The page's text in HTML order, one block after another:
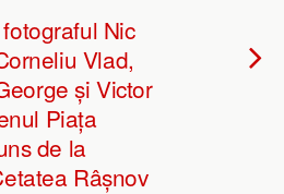
Nic
Vlad,
și Victor
Piața
de la
Râșnov